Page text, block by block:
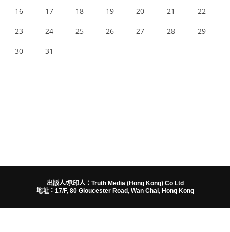
16 17 18 19 20 21 22
23 24 25 26 27 28 29
30 31
出版人/承印人：Truth Media (Hong Kong) Co Ltd
地址：17/F, 80 Gloucester Road, Wan Chai, Hong Kong